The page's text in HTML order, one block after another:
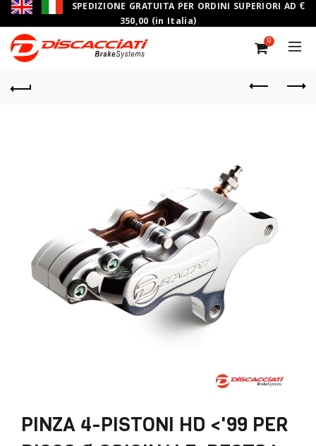
SPEDIZIONE GRATUITA PER ORDINI SUPERIORI AD €
350,00 (in Italia)
0
PINZA 4-PISTONI HD <'99 PER